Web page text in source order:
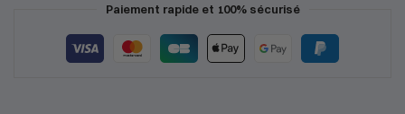
Paiement rapide et 100% sécurisé